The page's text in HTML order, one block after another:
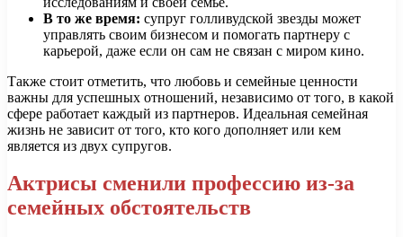
В то же время: супруг голливудской звезды может
управлять своим бизнесом и помогать партнеру с
карьерой, даже если он сам не связан с миром кино.
Также стоит отметить, что любовь и семейные ценности
важны для успешных отношений, независимо от того, в какой
сфере работает каждый из партнеров. Идеальная семейная
жизнь не зависит от того, кто кого дополняет или кем
является из двух супругов.
Актрисы сменили профессию из-за
семейных обстоятельств